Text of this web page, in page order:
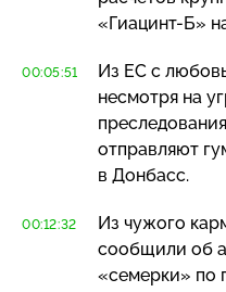
«Гиацинт-Б»
00:05:51
Из ЕС с
несмотря на
отправляют
в Донбасс.
00:12:32
Из чужого
сообщили об
«семерки» по